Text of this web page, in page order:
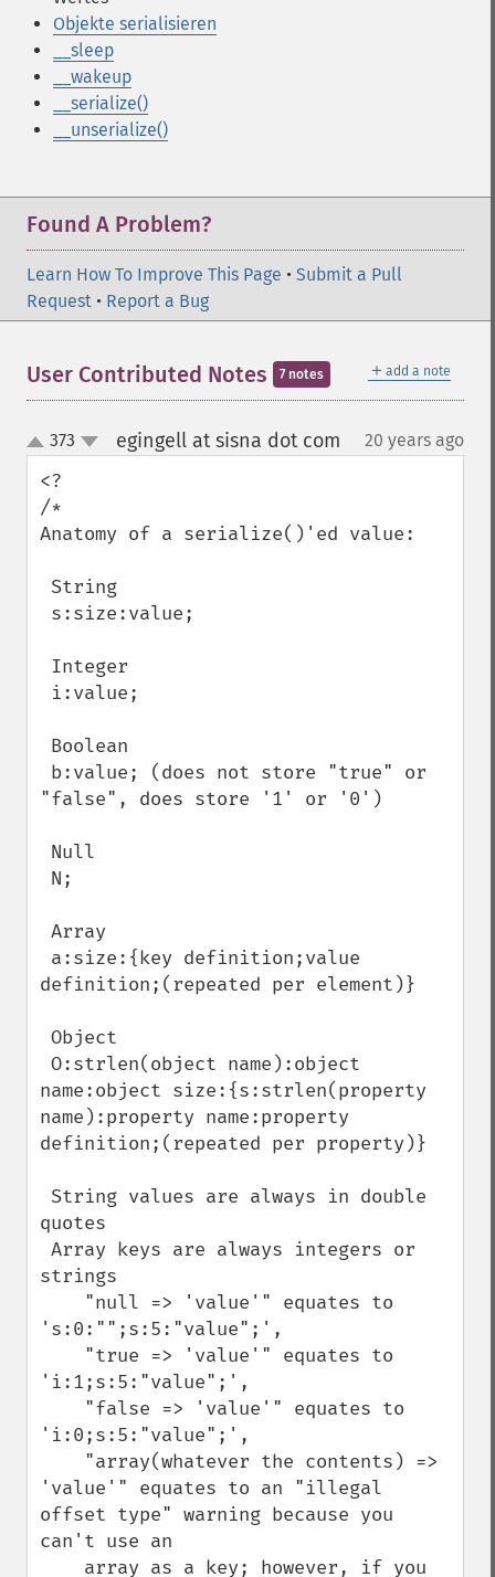
Objekte serialisieren
__sleep
__wakeup
__serialize()
__unserialize()
Found A Problem?
Learn How To Improve This Page • Submit a Pull
Request • Report a Bug
＋ add a note
User Contributed Notes 7 notes
up
down
373 egingell at sisna dot com 20 years ago
<?
/*
Anatomy of a serialize()'ed value:
"false", does store '1' or '0')
definition;(repeated per element)}
name:object size:{s:strlen(property
name):property name:property
definition;(repeated per property)}
quotes
strings
's:0:"";s:5:"value";',
'i:1;s:5:"value";',
'i:0;s:5:"value";',
'value'" equates to an "illegal
offset type" warning because you
can't use an